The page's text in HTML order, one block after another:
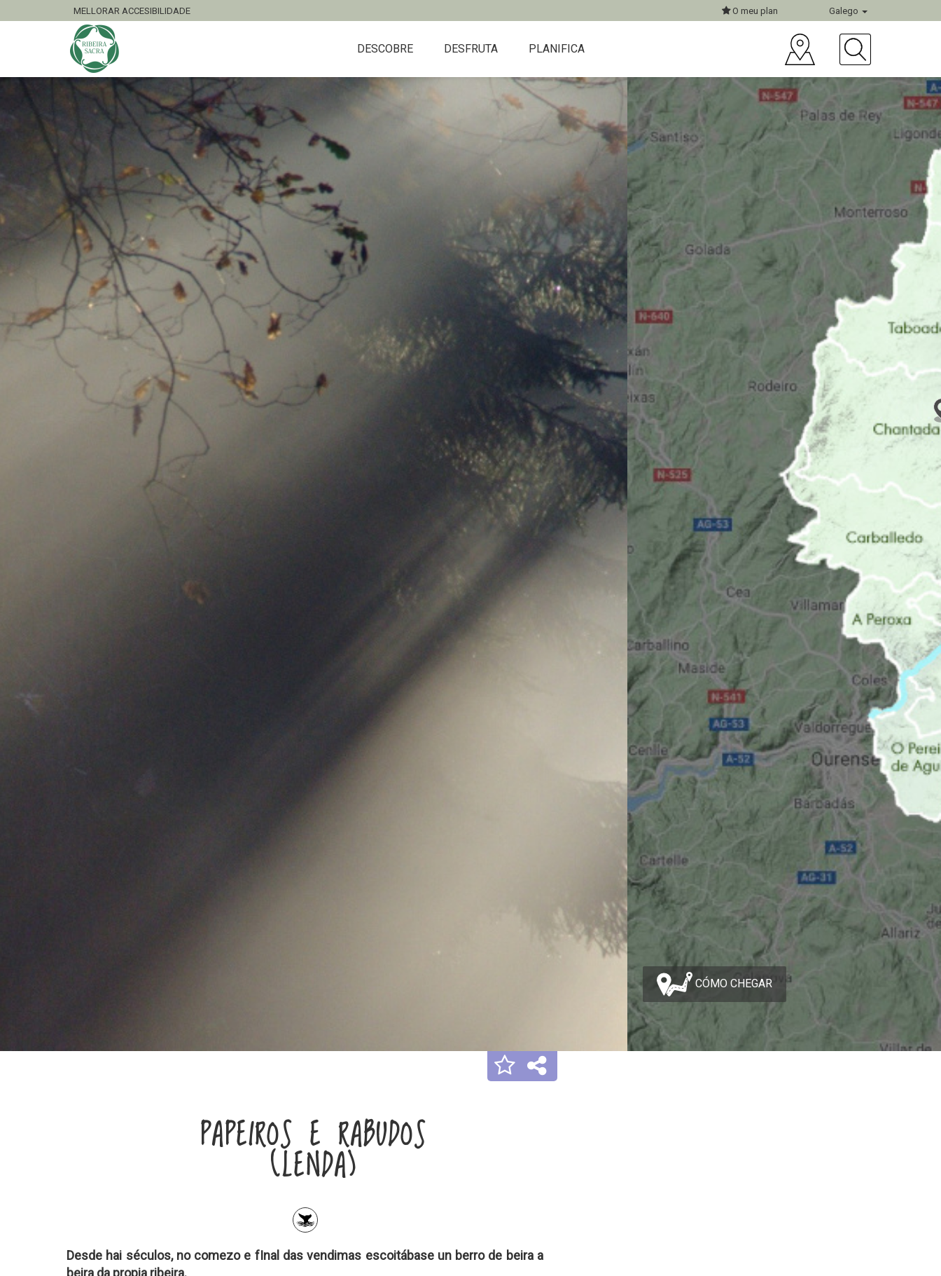
MELLORAR ACCESIBILIDADE O meu plan Galego
DESCOBRE DESFRUTA PLANIFICA
CÓMO CHEGAR
PAPEIROS E RABUDOS
(LENDA)
Desde hai séculos, no comezo e fInal das vendimas escoitábase un berro de beira a
beira da propia ribeira.